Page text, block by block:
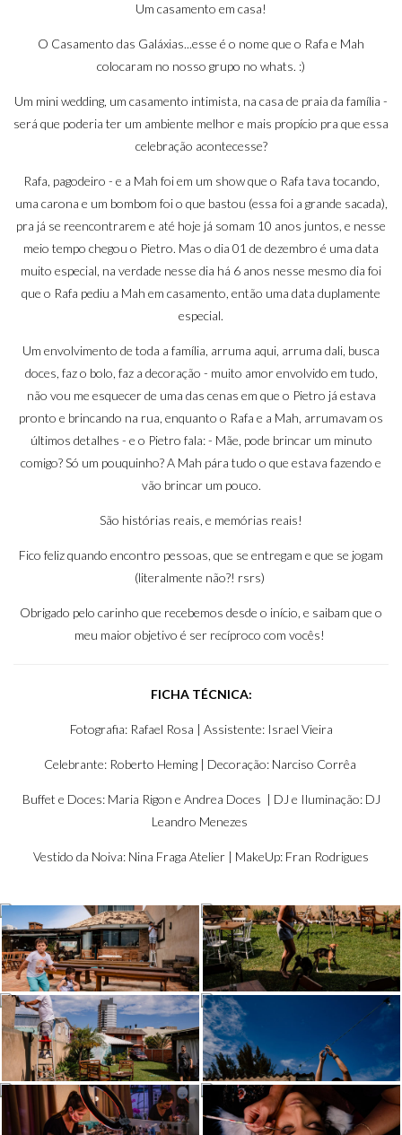
Um casamento em casa!
O Casamento das Galáxias...esse é o nome que o Rafa e Mah
colocaram no nosso grupo no whats. :)
Um mini wedding, um casamento intimista, na casa de praia da família -
será que poderia ter um ambiente melhor e mais propício pra que essa
celebração acontecesse?
Rafa, pagodeiro - e a Mah foi em um show que o Rafa tava tocando,
uma carona e um bombom foi o que bastou (essa foi a grande sacada),
pra já se reencontrarem e até hoje já somam 10 anos juntos, e nesse
meio tempo chegou o Pietro. Mas o dia 01 de dezembro é uma data
muito especial, na verdade nesse dia há 6 anos nesse mesmo dia foi
que o Rafa pediu a Mah em casamento, então uma data duplamente
especial.
Um envolvimento de toda a família, arruma aqui, arruma dali, busca
doces, faz o bolo, faz a decoração - muito amor envolvido em tudo,
não vou me esquecer de uma das cenas em que o Pietro já estava
pronto e brincando na rua, enquanto o Rafa e a Mah, arrumavam os
últimos detalhes - e o Pietro fala: - Mãe, pode brincar um minuto
comigo? Só um pouquinho? A Mah pára tudo o que estava fazendo e
vão brincar um pouco.
São histórias reais, e memórias reais!
Fico feliz quando encontro pessoas, que se entregam e que se jogam
(literalmente não?! rsrs)
Obrigado pelo carinho que recebemos desde o início, e saibam que o
meu maior objetivo é ser recíproco com vocês!
FICHA TÉCNICA:
Fotografia: Rafael Rosa | Assistente: Israel Vieira
Celebrante: Roberto Heming| Decoração: Narciso Corrêa
Buffet e Doces: Maria Rigon e Andrea Doces | DJ e Iluminação: DJ
Leandro Menezes
Vestido da Noiva: Nina Fraga Atelier | MakeUp: Fran Rodrigues